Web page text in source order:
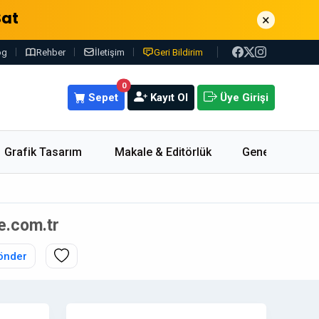
×
Rehber İletişim Geri Bildirim
0
Sepet Kayıt Ol Üye Girişi
Grafik Tasarım Makale & Editörlük Genel